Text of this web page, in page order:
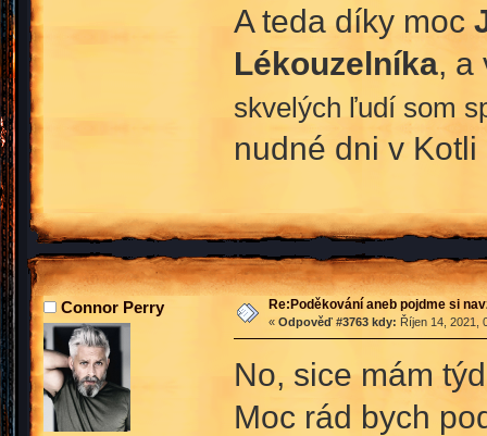
A teda díky moc
Lékouzelníka, a
skvelých ľudí som
nudné dni v
Connor Perry Re:Poděkování aneb pojdme si
« Odpověď #3763 kdy: Říjen 14, 2021,
No, sice mám
Moc rád bych